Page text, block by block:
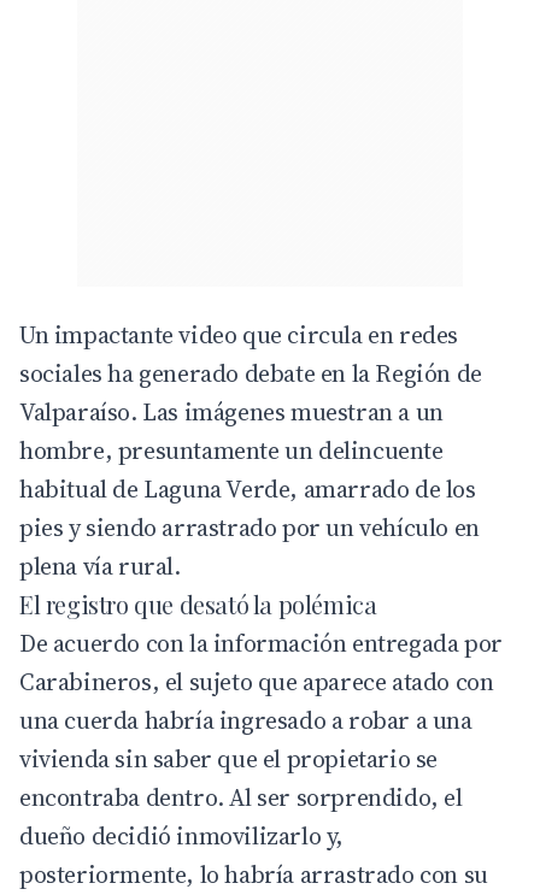
Un impactante video que circula en redes
sociales ha generado debate en la Región de
Valparaíso. Las imágenes muestran a un
hombre, presuntamente un delincuente
habitual de Laguna Verde, amarrado de los
pies y siendo arrastrado por un vehículo en
plena vía rural.
El registro que desató la polémica
De acuerdo con la información entregada por
Carabineros, el sujeto que aparece atado con
una cuerda habría ingresado a robar a una
vivienda sin saber que el propietario se
encontraba dentro. Al ser sorprendido, el
dueño decidió inmovilizarlo y,
posteriormente, lo habría arrastrado con su